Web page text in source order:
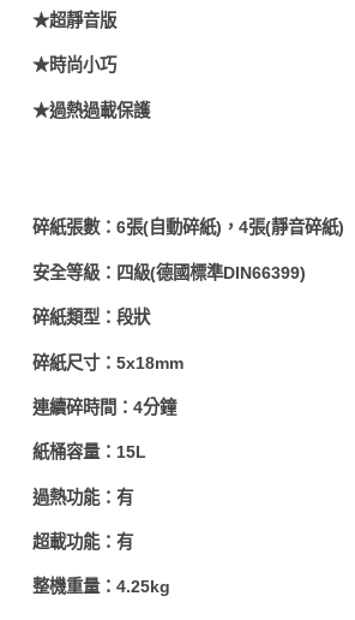
★超靜音版
★時尚小巧
★過熱過載保護
碎紙張數：6張(自動碎紙)，4張(靜音碎紙)
安全等級：四級(德國標準DIN66399)
碎紙類型：段狀
碎紙尺寸：5x18mm
連續碎時間：4分鐘
紙桶容量：15L
過熱功能：有
超載功能：有
整機重量：4.25kg